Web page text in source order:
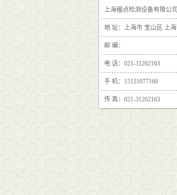
上海楹点检测设备有限公司
邮 编：
电 话：021-31262163
手 机：15121077168
传 真：021-31262163